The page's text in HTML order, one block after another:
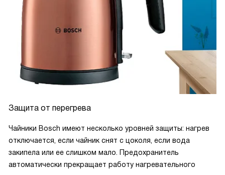
Защита от перегрева
Чайники Bosch имеют несколько уровней защиты: нагрев
отключается, если чайник снят с цоколя, если вода
закипела или ее слишком мало. Предохранитель
автоматически прекращает работу нагревательного